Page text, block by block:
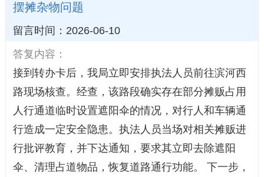
摆摊杂物问题
留言时间：2026-06-10
答复内容：
接到转办卡后，我局立即安排执法人员前往滨河西
路现场核查。经查，该路段确实存在部分摊贩占用
人行通道临时设置遮阳伞的情况，对行人和车辆通
行造成一定安全隐患。执法人员当场对相关摊贩进
行批评教育，并下达通知，要求其立即去除遮阳
伞、清理占道物品，恢复道路通行功能。 下一步，